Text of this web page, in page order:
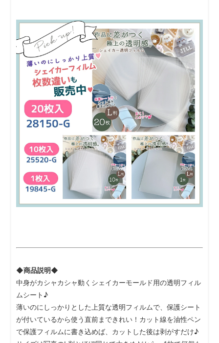
◆商品説明◆
中身がカシャカシャ動くシェイカーモールド用の透明フィル
ムシート♪
薄いのにしっかりとした上質な透明フィルムで、保護シート
が付いているから使う直前まできれい！カット線を油性ペン
で保護フィルムに書き込めば、カットした後は剥がすだけ♪